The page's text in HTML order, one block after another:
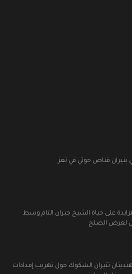
بنيران قناص حوثي في تعز
على حياة الشيخ جبران التام وسط
لعرض الصلح
تثيران الشكوك حول تهريب إمدادات